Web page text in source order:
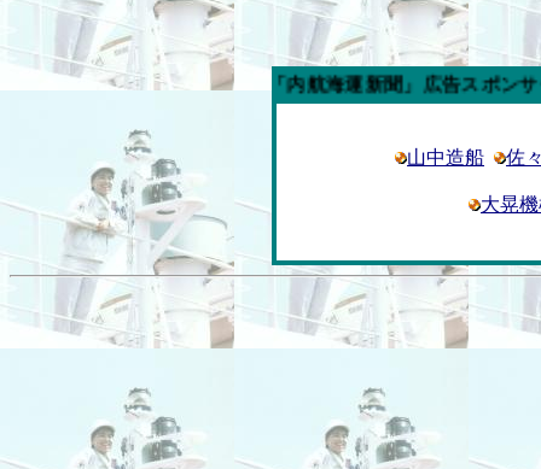
今週の「内航海運新聞」広告スポンサー企業
山中造船 佐
大晃